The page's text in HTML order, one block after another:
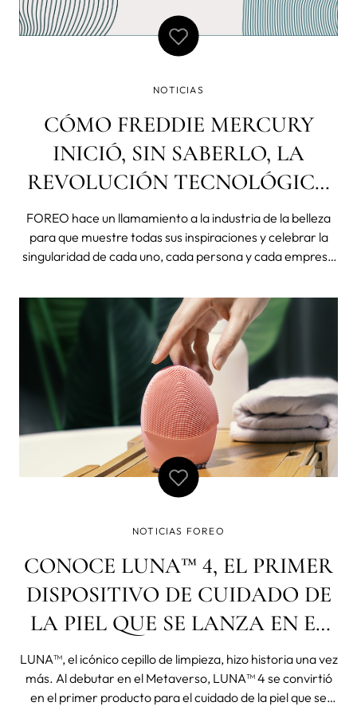
NOTICIAS
CÓMO FREDDIE MERCURY
INICIÓ, SIN SABERLO, LA
REVOLUCIÓN TECNOLÓGICA
DE LA BELLEZA
FOREO hace un llamamiento a la industria de la belleza
para que muestre todas sus inspiraciones y celebrar la
singularidad de cada uno, cada persona y cada empresa
por establecer estándares de belleza inalcanzables y por
decirnos cuál es la
NOTICIAS FOREO
CONOCE LUNA™ 4, EL PRIMER
DISPOSITIVO DE CUIDADO DE
LA PIEL QUE SE LANZA EN EL
METAVERSO
LUNA™, el icónico cepillo de limpieza, hizo historia una vez
más. Al debutar en el Metaverso, LUNA™ 4 se convirtió
en el primer producto para el cuidado de la piel que se